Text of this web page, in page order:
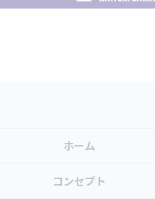
ホーム
コンセプト